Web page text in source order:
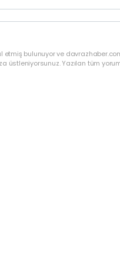
etmiş bulunuyor ve
üstleniyorsunuz. Yazılan tüm